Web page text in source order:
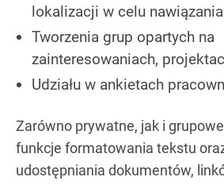
lokalizacji w celu
Tworzenia grup opartych na
zainteresowaniach,
Udziału w ankietach
Zarówno prywatne, jak i
funkcje formatowania tekstu
udostępniania dokumentów,